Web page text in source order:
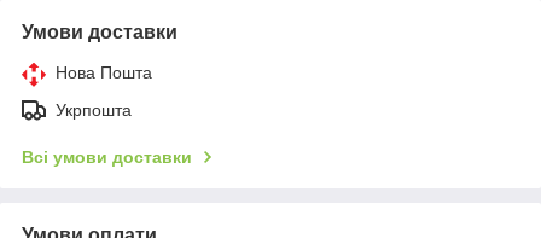
Умови доставки
Нова Пошта
Укрпошта
Всі умови доставки